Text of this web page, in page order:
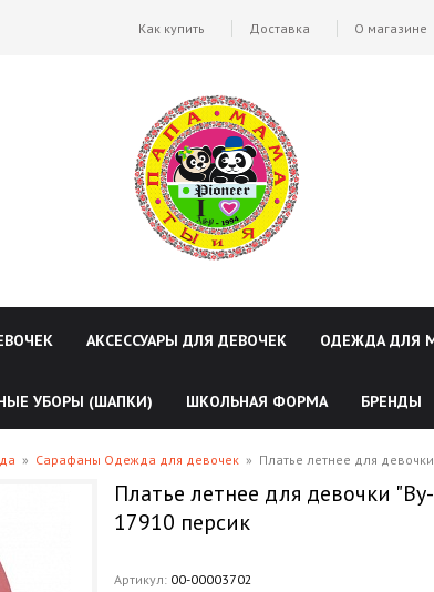
Как купить Доставка О магазине
АКСЕССУАРЫ ДЛЯ ДЕВОЧЕК ОДЕЖДА ДЛЯ
УБОРЫ (ШАПКИ) ШКОЛЬНАЯ ФОРМА БРЕНДЫ
» Сарафаны Одежда для девочек » Платье летнее для
Платье летнее для девочки
17910 персик
Артикул: 00-00003702